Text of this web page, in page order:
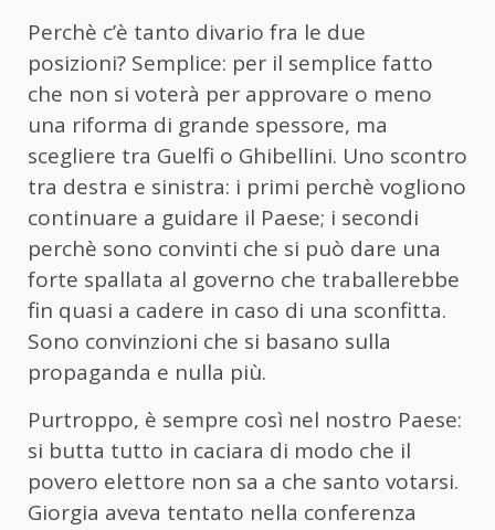
Perchè c’è tanto divario fra le due
posizioni? Semplice: per il semplice fatto
che non si voterà per approvare o meno
una riforma di grande spessore, ma
scegliere tra Guelfi o Ghibellini. Uno scontro
tra destra e sinistra: i primi perchè vogliono
continuare a guidare il Paese; i secondi
perchè sono convinti che si può dare una
forte spallata al governo che traballerebbe
fin quasi a cadere in caso di una sconfitta.
Sono convinzioni che si basano sulla
propaganda e nulla più.
Purtroppo, è sempre così nel nostro Paese:
si butta tutto in caciara di modo che il
povero elettore non sa a che santo votarsi.
Giorgia aveva tentato nella conferenza